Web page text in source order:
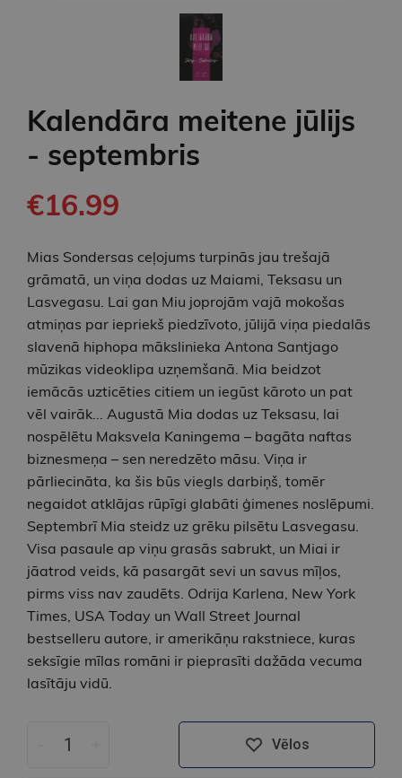
Kalendāra meitene jūlijs
- septembris
€16.99
Mias Sondersas ceļojums turpinās jau trešajā
grāmatā, un viņa dodas uz Maiami, Teksasu un
Lasvegasu. Lai gan Miu joprojām vajā mokošas
atmiņas par iepriekš piedzīvoto, jūlijā viņa piedalās
slavenā hiphopa mākslinieka Antona Santjago
mūzikas videoklipa uzņemšanā. Mia beidzot
iemācās uzticēties citiem un iegūst kāroto un pat
vēl vairāk... Augustā Mia dodas uz Teksasu, lai
nospēlētu Maksvela Kaningema – bagāta naftas
biznesmeņa – sen neredzēto māsu. Viņa ir
pārliecināta, ka šis būs viegls darbiņš, tomēr
negaidot atklājas rūpīgi glabāti ģimenes noslēpumi.
Septembrī Mia steidz uz grēku pilsētu Lasvegasu.
Visa pasaule ap viņu grasās sabrukt, un Miai ir
jāatrod veids, kā pasargāt sevi un savus mīļos,
pirms viss nav zaudēts. Odrija Karlena, New York
Times, USA Today un Wall Street Journal
bestselleru autore, ir amerikāņu rakstniece, kuras
seksīgie mīlas romāni ir pieprasīti dažāda vecuma
lasītāju vidū.
Vēlos